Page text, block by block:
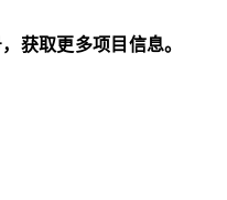
获取更多项目信息。